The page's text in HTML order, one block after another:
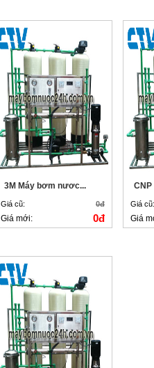
3M Máy bơm nươc...
Giá cũ: 0đ
Giá mới: 0đ
Giá cũ:
Giá